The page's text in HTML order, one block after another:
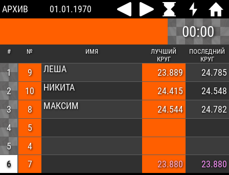
АРХИВ 01.01.1970
00:00
# № ИМЯ
ЛУЧШИЙ
КРУГ
ПОСЛЕДНИЙ
КРУГ
1 9 ЛЕША 23.889
24.785
2
10 НИКИТА 24.415
24.548
3
8 МАКСИМ 24.544
24.782
4
5
5
4
6
7 23.880 23.880